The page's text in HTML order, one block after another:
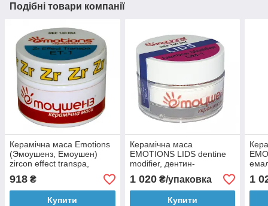
Подібні товари компанії
Керамічна маса Emotions
(Эмоушенз, Емоушен)
zircon effect transpa,
циркон ефект транспа 20
гр.
918 ₴
Купити
Керамічна маса
EMOTIONS LIDS dentine
modifier, дентин-
модифікатор 20 гр
(Эмоушенз Лідс,
Емоушенз Лідс)
1 020₴/упаковка
Купити
1